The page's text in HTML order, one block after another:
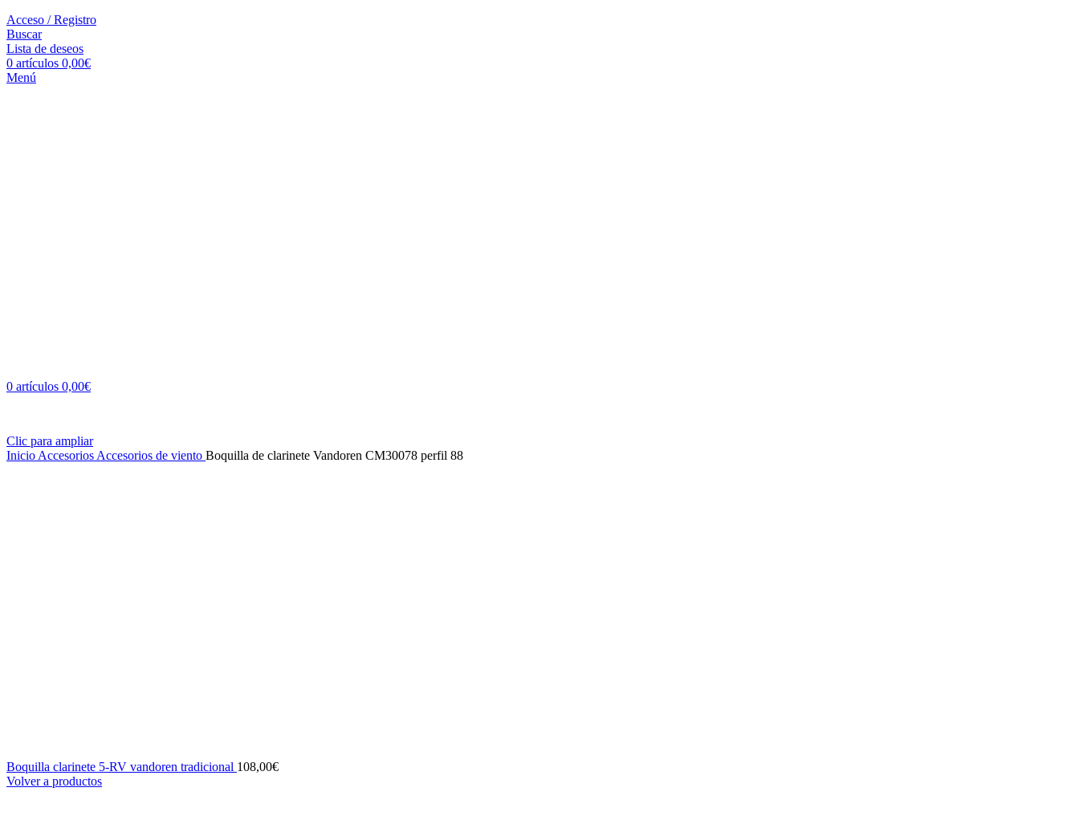
Acceso / Registro
Buscar
Lista de deseos
0 artículos 0,00€
Menú
0 artículos 0,00€
Clic para ampliar
Inicio Accesorios Accesorios de viento Boquilla de clarinete Vandoren CM30078 perfil 88
Boquilla clarinete 5-RV vandoren tradicional 108,00€
Volver a productos